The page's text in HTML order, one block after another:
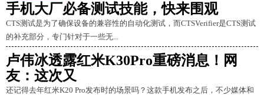
手机大厂必备测试技能，快来围观
CTS测试是为了确保设备的兼容性的自动化测试，而CTSVerifier是CTS测试
的补充部分，专门针对于一些无...
卢伟冰透露红米K30Pro重磅消息！网
友：这次又
还记得去年红米K20 Pro发布时的场景吗？这款手机发布之后，不少媒体和